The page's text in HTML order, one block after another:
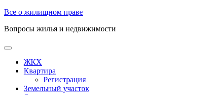
Skip
content
Все о жилищном праве
Вопросы жилья и недвижимости
Open
ButtonЖКХ
Квартира
Регистрация
Земельный участок